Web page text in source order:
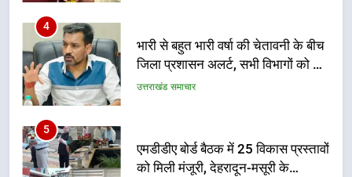
5
एमडीडीए बोर्ड बैठक में 25 विकास प्रस्तावों
को मिली मंजूरी, देहरादून-मसूरी के
नियोजित विकास को मिलेगी रफ्तार
उत्तराखंड समाचार
6
मुख्यमंत्री पुष्कर सिंह धामी के दिशा-निर्देशों
में पीएम आवास योजना (शहरी) की प्रगति